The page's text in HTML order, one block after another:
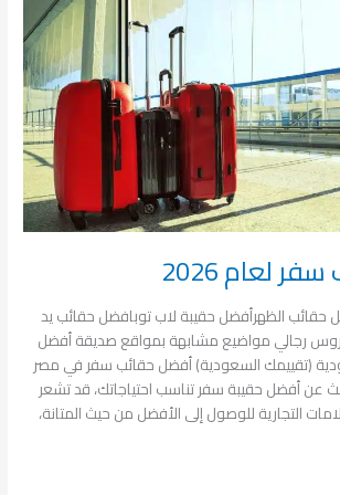
لعام 2026
الظهرأفضل حقيبة لاب توبافضل حقائب يد
رجالي مواضيع مشابهة بمواقع صديقة أفضل
(تقييمك السعودية) أفضل حقائب سفر في مصر
عن أفضل حقيبة سفر تناسب احتياجاتك، قد تشعر
التجارية للوصول إلى الأفضل من حيث المتانة،